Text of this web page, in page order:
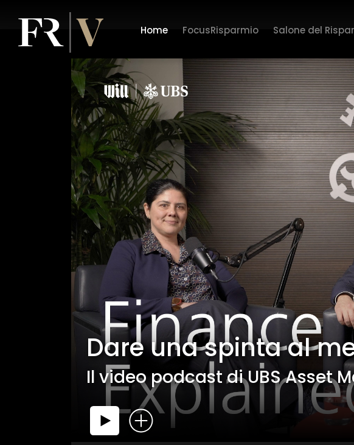
Home FocusRisparmio Salone del
Dare una spinta al
Il video podcast di UBS Asset